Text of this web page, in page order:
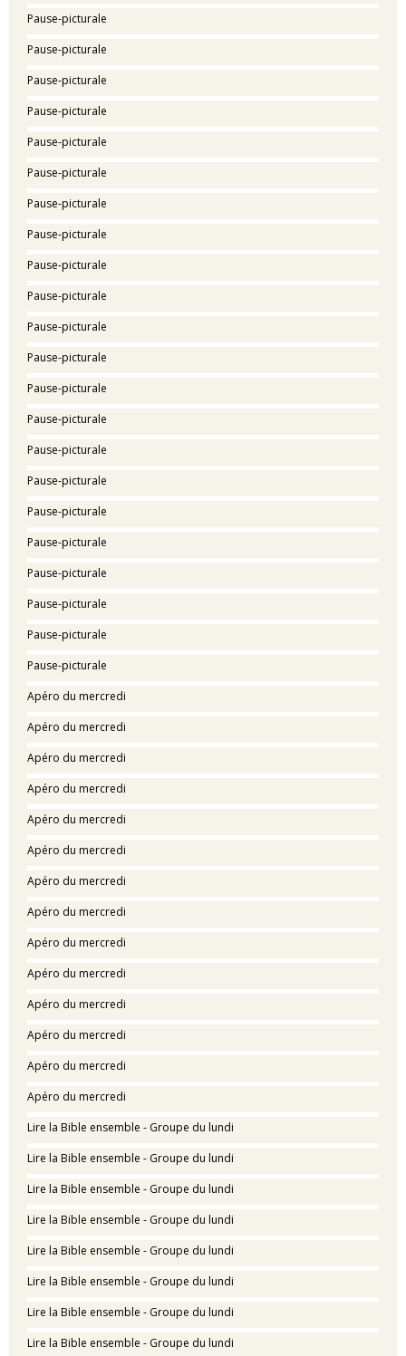
Pause-picturale
Pause-picturale
Pause-picturale
Pause-picturale
Pause-picturale
Pause-picturale
Pause-picturale
Pause-picturale
Pause-picturale
Pause-picturale
Pause-picturale
Pause-picturale
Pause-picturale
Pause-picturale
Pause-picturale
Pause-picturale
Pause-picturale
Pause-picturale
Pause-picturale
Pause-picturale
Pause-picturale
Pause-picturale
Apéro du mercredi
Apéro du mercredi
Apéro du mercredi
Apéro du mercredi
Apéro du mercredi
Apéro du mercredi
Apéro du mercredi
Apéro du mercredi
Apéro du mercredi
Apéro du mercredi
Apéro du mercredi
Apéro du mercredi
Apéro du mercredi
Apéro du mercredi
Lire la Bible ensemble - Groupe du lundi
Lire la Bible ensemble - Groupe du lundi
Lire la Bible ensemble - Groupe du lundi
Lire la Bible ensemble - Groupe du lundi
Lire la Bible ensemble - Groupe du lundi
Lire la Bible ensemble - Groupe du lundi
Lire la Bible ensemble - Groupe du lundi
Lire la Bible ensemble - Groupe du lundi